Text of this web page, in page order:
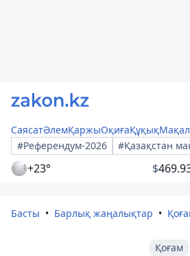
СаясатӘлемҚаржыОқиғаҚұқық
#Референдум-2026
#Қазақстан
+23° $
Басты Барлық жаңалықтар
Қоғам